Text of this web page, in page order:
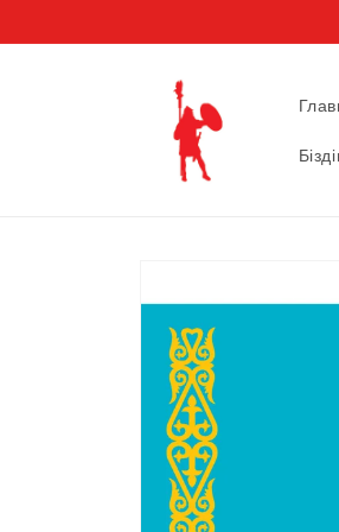
контенту
о продукте